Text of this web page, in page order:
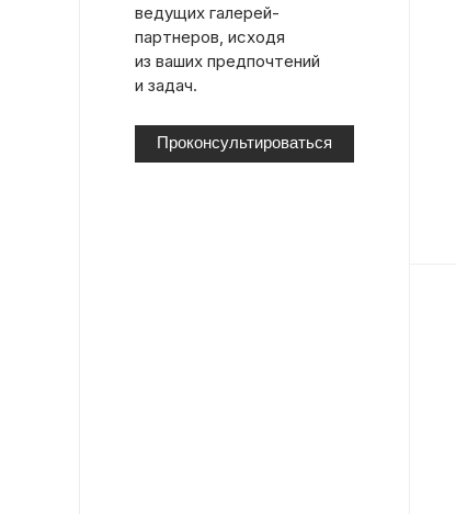
ведущих галерей-
партнеров, исходя
из ваших предпочтений
и задач.
Проконсультироваться